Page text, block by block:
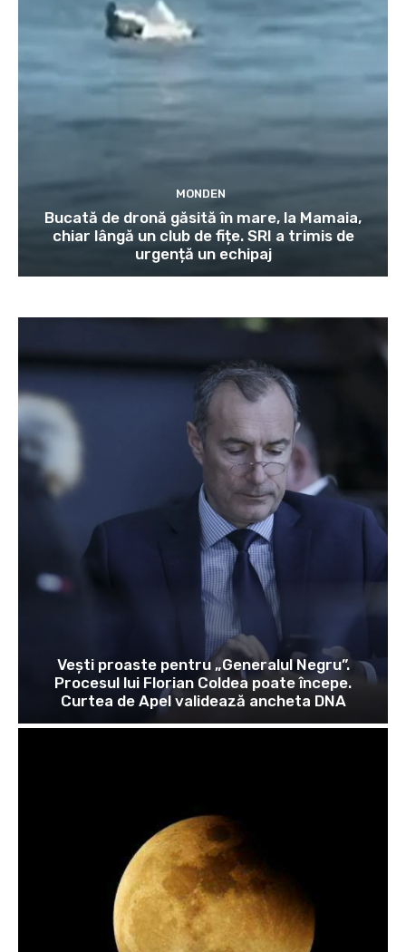
MONDEN
Bucată de dronă găsită în mare, la Mamaia,
chiar lângă un club de fițe. SRI a trimis de
urgență un echipaj
Vești proaste pentru „Generalul Negru”.
Procesul lui Florian Coldea poate începe.
Curtea de Apel validează ancheta DNA